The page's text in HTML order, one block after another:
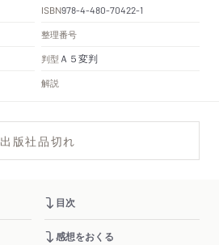
ISBN978-4-480-70422-1
整理番号
判型 Ａ５変判
解説
出版社品切れ
目次
感想をおくる